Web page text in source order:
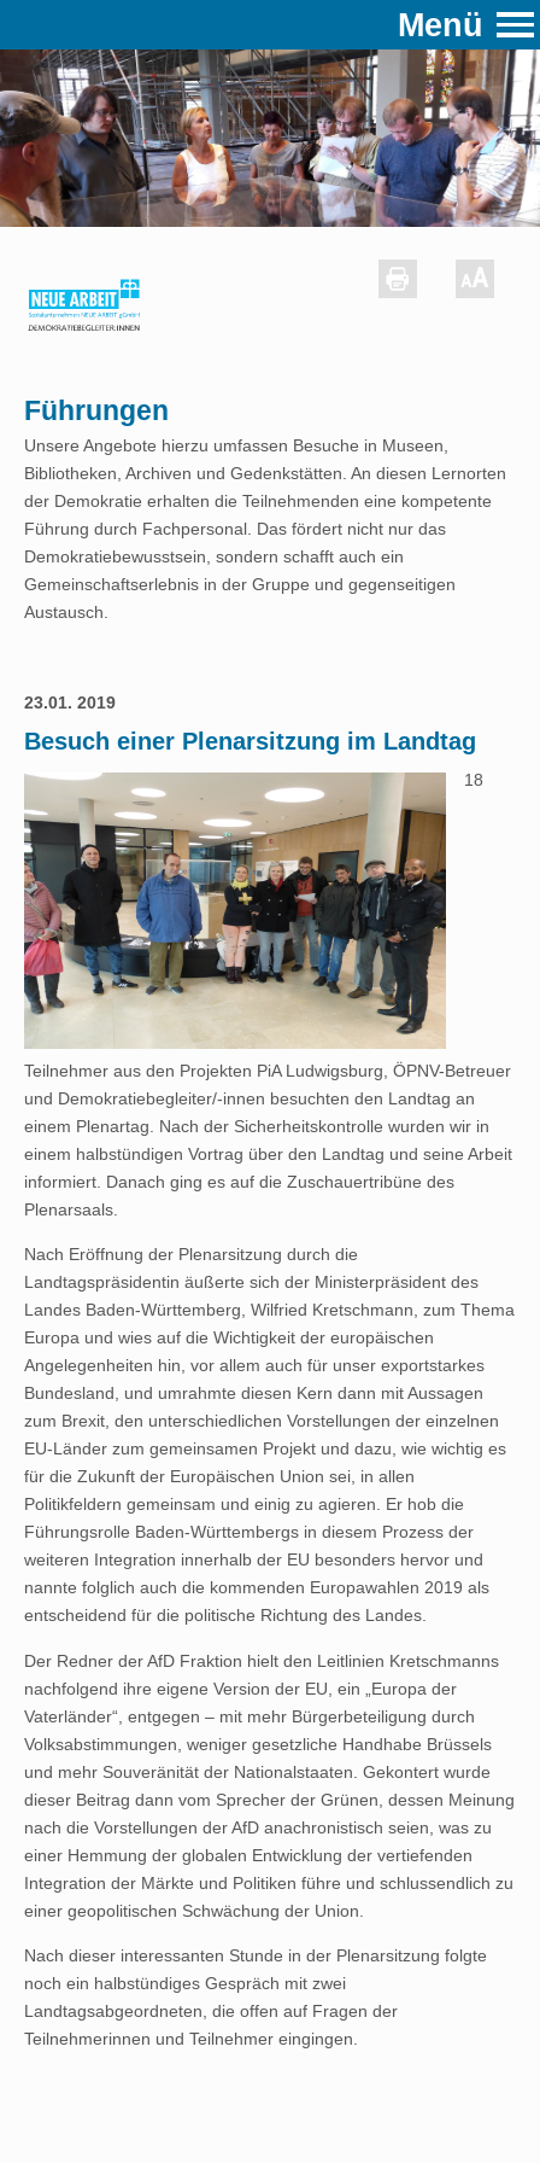
Menü
Führungen
Unsere Angebote hierzu umfassen Besuche in Museen,
Bibliotheken, Archiven und Gedenkstätten. An diesen Lernorten
der Demokratie erhalten die Teilnehmenden eine kompetente
Führung durch Fachpersonal. Das fördert nicht nur das
Demokratiebewusstsein, sondern schafft auch ein
Gemeinschaftserlebnis in der Gruppe und gegenseitigen
Austausch.
23.01. 2019
Besuch einer Plenarsitzung im Landtag
18
Teilnehmer aus den Projekten PiA Ludwigsburg, ÖPNV-Betreuer
und Demokratiebegleiter/-innen besuchten den Landtag an
einem Plenartag. Nach der Sicherheitskontrolle wurden wir in
einem halbstündigen Vortrag über den Landtag und seine Arbeit
informiert. Danach ging es auf die Zuschauertribüne des
Plenarsaals.
Nach Eröffnung der Plenarsitzung durch die
Landtagspräsidentin äußerte sich der Ministerpräsident des
Landes Baden-Württemberg, Wilfried Kretschmann, zum Thema
Europa und wies auf die Wichtigkeit der europäischen
Angelegenheiten hin, vor allem auch für unser exportstarkes
Bundesland, und umrahmte diesen Kern dann mit Aussagen
zum Brexit, den unterschiedlichen Vorstellungen der einzelnen
EU-Länder zum gemeinsamen Projekt und dazu, wie wichtig es
für die Zukunft der Europäischen Union sei, in allen
Politikfeldern gemeinsam und einig zu agieren. Er hob die
Führungsrolle Baden-Württembergs in diesem Prozess der
weiteren Integration innerhalb der EU besonders hervor und
nannte folglich auch die kommenden Europawahlen 2019 als
entscheidend für die politische Richtung des Landes.
Der Redner der AfD Fraktion hielt den Leitlinien Kretschmanns
nachfolgend ihre eigene Version der EU, ein „Europa der
Vaterländer“, entgegen – mit mehr Bürgerbeteiligung durch
Volksabstimmungen, weniger gesetzliche Handhabe Brüssels
und mehr Souveränität der Nationalstaaten. Gekontert wurde
dieser Beitrag dann vom Sprecher der Grünen, dessen Meinung
nach die Vorstellungen der AfD anachronistisch seien, was zu
einer Hemmung der globalen Entwicklung der vertiefenden
Integration der Märkte und Politiken führe und schlussendlich zu
einer geopolitischen Schwächung der Union.
Nach dieser interessanten Stunde in der Plenarsitzung folgte
noch ein halbstündiges Gespräch mit zwei
Landtagsabgeordneten, die offen auf Fragen der
Teilnehmerinnen und Teilnehmer eingingen.